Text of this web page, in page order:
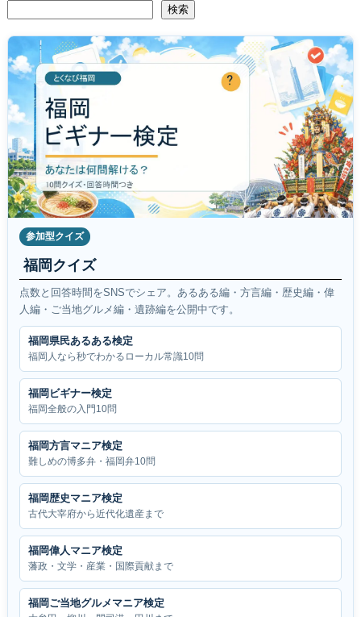
検索
参加型クイズ
福岡クイズ
点数と回答時間をSNSでシェア。あるある編・方言編・歴史編・偉
人編・ご当地グルメ編・遺跡編を公開中です。
福岡県民あるある検定
福岡人なら秒でわかるローカル常識10問
福岡ビギナー検定
福岡全般の入門10問
福岡方言マニア検定
難しめの博多弁・福岡弁10問
福岡歴史マニア検定
古代大宰府から近代化遺産まで
福岡偉人マニア検定
藩政・文学・産業・国際貢献まで
福岡ご当地グルメマニア検定